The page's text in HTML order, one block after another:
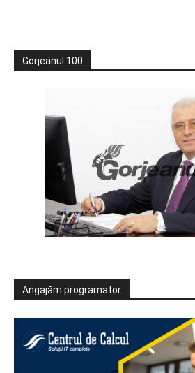
Gorjeanul 100
Angajăm programator